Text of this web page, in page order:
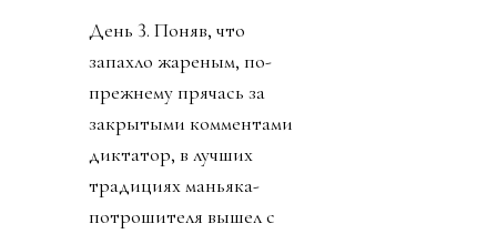
День 3. Поняв, что
запахло жареным, по-
прежнему прячась за
закрытыми комментами
диктатор, в лучших
традициях маньяка-
потрошителя вышел с